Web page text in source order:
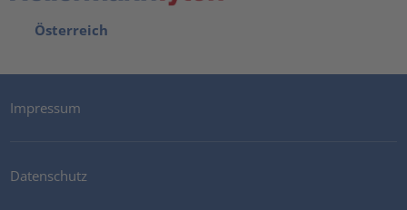
Österreich
Impressum
Datenschutz